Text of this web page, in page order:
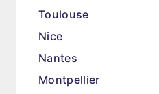
Toulouse
Nice
Nantes
Montpellier